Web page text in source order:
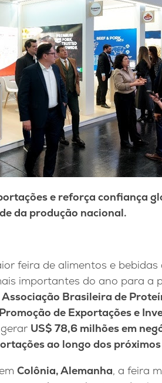
e reforça confiança
da produção nacional.
feira de alimentos e bebidas
importantes do ano para a
Associação Brasileira de
de Exportações e
US$ 78,6 milhões em
ao longo dos próximos
Colônia, Alemanha, a feira